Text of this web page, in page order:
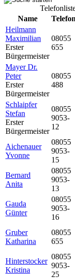
Name
Telefon
Heilmann
Maximilian
Erster
Bürgermeister
08055
655
Mayer Dr.
Peter
Erster
Bürgermeister
08055
488
Schlaipfer
Stefan
Erster
Bürgermeister
08055
9053-
12
Aichenauer
Yvonne
08055
9053-
15
Bernard
Anita
08055
9053-
13
Gauda
Günter
08055
9053-
16
Gruber
Katharina
08055
655
Hinterstocker
Kristina
08055
9053-
25